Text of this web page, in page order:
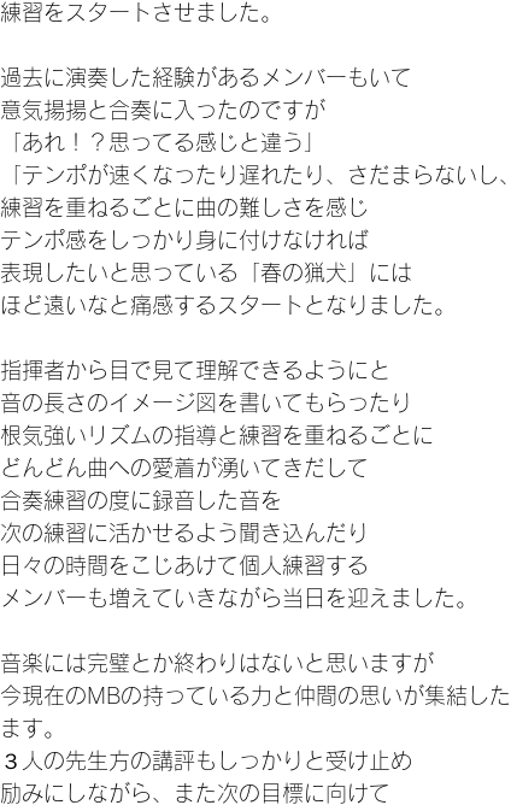
練習をスタートさせました。
過去に演奏した経験があるメンバーもいて
意気揚揚と合奏に入ったのですが
「あれ！？思ってる感じと違う」
「テンポが速くなったり遅れたり、さだまらない
練習を重ねるごとに曲の難しさを感じ
テンポ感をしっかり身に付けなければ
表現したいと思っている「春の猟犬」には
ほど遠いなと痛感するスタートとなりました。
指揮者から目で見て理解できるようにと
音の長さのイメージ図を書いてもらったり
根気強いリズムの指導と練習を重ねるごとに
どんどん曲への愛着が湧いてきだして
合奏練習の度に録音した音を
次の練習に活かせるよう聞き込んだり
日々の時間をこじあけて個人練習する
メンバーも増えていきながら当日を迎えました。
音楽には完璧とか終わりはないと思いますが
今現在のMBの持っている力と仲間の思いが集結し
ます。
３人の先生方の講評もしっかりと受け止め
励みにしながら、また次の目標に向けて